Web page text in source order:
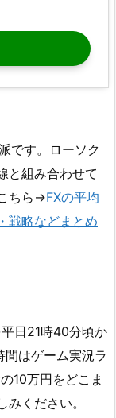
です。ローソク
と組み合わせて
ちら→FXの平均
戦略などまとめ
日21時40分頃か
はゲーム実況ラ
10万円をどこま
ください。